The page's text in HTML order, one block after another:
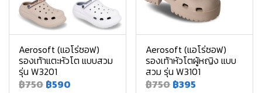
Aerosoft (แอโร่ซอฟ)
รองเท้าแตะหัวโต แบบสวม
รุ่น W3201
฿750 ฿590
Aerosoft (แอโร่ซอฟ)
รองเท้าหัวโตผู้หญิง แบบ
สวม รุ่น W3101
฿750 ฿395